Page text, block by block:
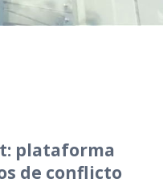
plataforma
de conflicto